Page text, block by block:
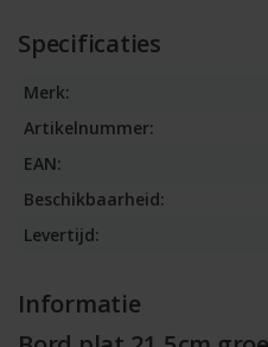
Specificaties
Merk:
Artikelnummer:
EAN:
Beschikbaarheid:
Levertijd:
Informatie